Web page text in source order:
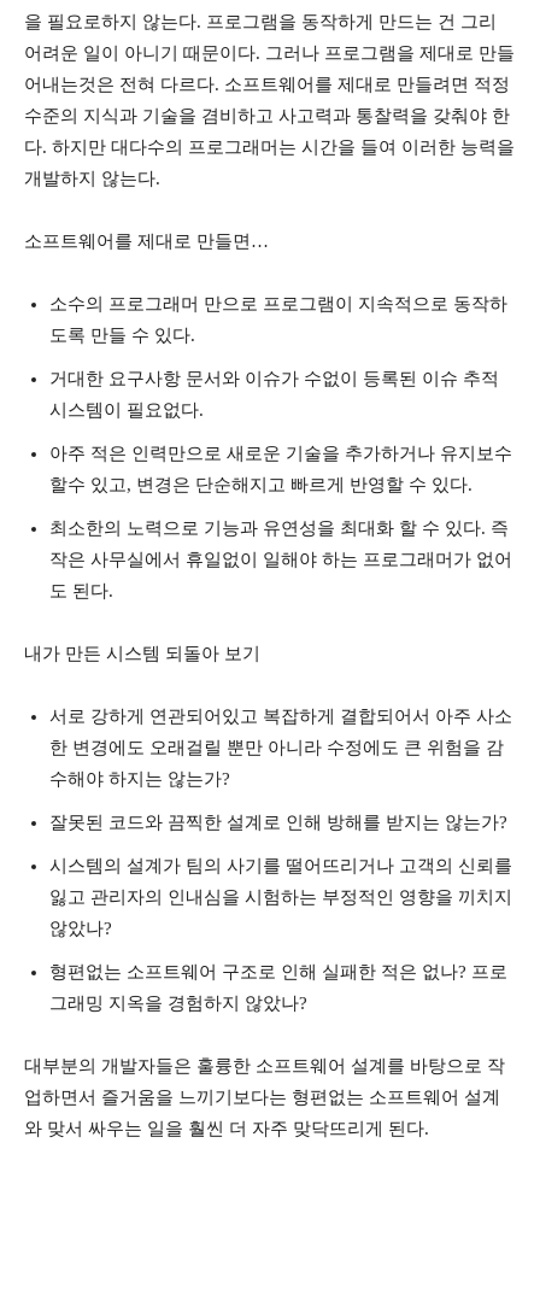
을 필요로하지 않는다. 프로그램을 동작하게 만드는 건 그리
어려운 일이 아니기 때문이다. 그러나 프로그램을 제대로 만들
어내는것은 전혀 다르다. 소프트웨어를 제대로 만들려면 적정
수준의 지식과 기술을 겸비하고 사고력과 통찰력을 갖춰야 한
다. 하지만 대다수의 프로그래머는 시간을 들여 이러한 능력을
개발하지 않는다.
소프트웨어를 제대로 만들면…
소수의 프로그래머 만으로 프로그램이 지속적으로 동작하
도록 만들 수 있다.
거대한 요구사항 문서와 이슈가 수없이 등록된 이슈 추적
시스템이 필요없다.
아주 적은 인력만으로 새로운 기술을 추가하거나 유지보수
할수 있고, 변경은 단순해지고 빠르게 반영할 수 있다.
최소한의 노력으로 기능과 유연성을 최대화 할 수 있다. 즉
작은 사무실에서 휴일없이 일해야 하는 프로그래머가 없어
도 된다.
내가 만든 시스템 되돌아 보기
서로 강하게 연관되어있고 복잡하게 결합되어서 아주 사소
한 변경에도 오래걸릴 뿐만 아니라 수정에도 큰 위험을 감
수해야 하지는 않는가?
잘못된 코드와 끔찍한 설계로 인해 방해를 받지는 않는가?
시스템의 설계가 팀의 사기를 떨어뜨리거나 고객의 신뢰를
잃고 관리자의 인내심을 시험하는 부정적인 영향을 끼치지
않았나?
형편없는 소프트웨어 구조로 인해 실패한 적은 없나? 프로
그래밍 지옥을 경험하지 않았나?
대부분의 개발자들은 훌륭한 소프트웨어 설계를 바탕으로 작
업하면서 즐거움을 느끼기보다는 형편없는 소프트웨어 설계
와 맞서 싸우는 일을 훨씬 더 자주 맞닥뜨리게 된다.